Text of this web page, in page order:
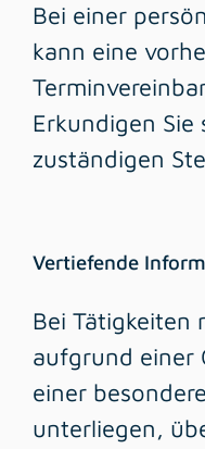
Bei einer
kann eine
Erkundigen Sie
zuständigen
Vertiefende
Bei Tätigkeiten
aufgrund einer
einer
unterliegen,